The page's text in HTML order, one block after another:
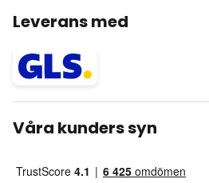
Leverans med
Våra kunders syn